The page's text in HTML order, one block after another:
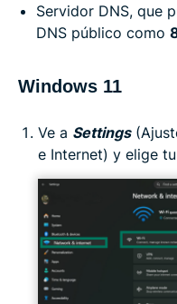
Servidor DNS, que
DNS público como
Windows 11
Ve a Settings
e Internet) y elige